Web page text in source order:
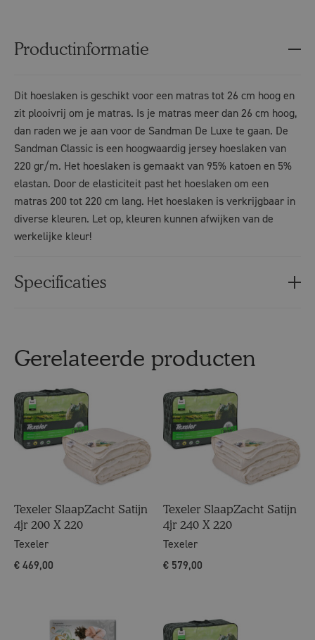
Productinformatie
Dit hoeslaken is geschikt voor een matras tot 26 cm hoog en
zit plooivrij om je matras. Is je matras meer dan 26 cm hoog,
dan raden we je aan voor de Sandman De Luxe te gaan. De
Sandman Classic is een hoogwaardig jersey hoeslaken van
220 gr/m. Het hoeslaken is gemaakt van 95% katoen en 5%
elastan. Door de elasticiteit past het hoeslaken om een
matras 200 tot 220 cm lang. Het hoeslaken is verkrijgbaar in
diverse kleuren. Let op, kleuren kunnen afwijken van de
werkelijke kleur!
Specificaties
Gerelateerde producten
Texeler SlaapZacht Satijn
4jr 200 X 220
Texeler
€ 469,00
Texeler SlaapZacht Satijn
4jr 240 X 220
Texeler
€ 579,00